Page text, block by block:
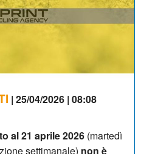
| 25/04/2026 | 08:08
al 21 aprile 2026 (martedì
settimanale) non è